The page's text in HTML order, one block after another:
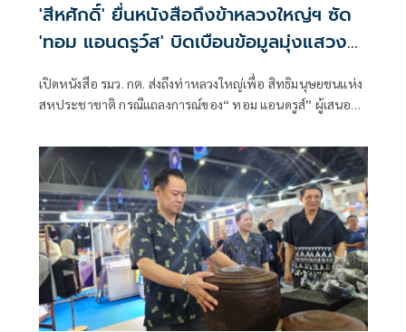
'สีหศักดิ์' ยื่นหนังสือถึงข้าหลวงใหญ่ฯ ซัด
'ทอม แอนดรูว์ส' บิดเบือนข้อมูลมุ่งแสวงหา
ผลประโยชน์ทางการเมือง
เปิดหนังสือ รมว. กต. ส่งถึงท่าหลวงใหญ่เพื่อ สิทธิมนุษยชนแห่ง
สหประชาชาติ กรณีแถลงการณ์ของ“ ทอม แอนดรูส์” ผู้เสนอ
พาดพิงไทยด้วยข้อมูลที่ไม่ตรงกับความเป็นจริง